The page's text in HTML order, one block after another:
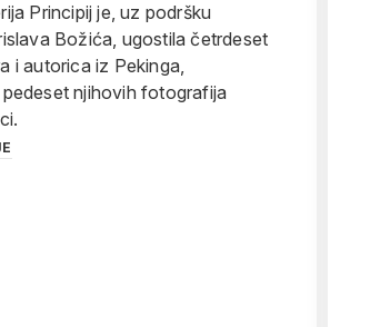
Principij je, uz podršku
Božića, ugostila četrdeset
i autorica iz Pekinga,
njihovih fotografija